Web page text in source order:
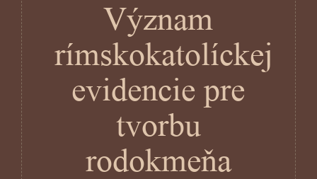
Význam
rímskokatolíckej
evidencie pre
tvorbu
rodokmeňa